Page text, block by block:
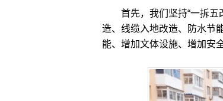
首先，我们坚持“一拆五改
造、线缆入地改造、防水节
能、增加文体设施、增加安